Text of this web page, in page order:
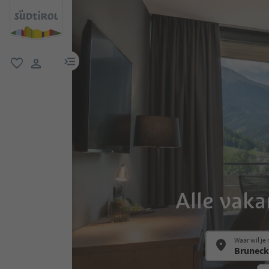
menulink
Alle
Waar wil je